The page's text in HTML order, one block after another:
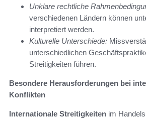
Unklare rechtliche
verschiedenen Ländern können
interpretiert werden.
Kulturelle Unterschiede:
unterschiedlichen
Streitigkeiten führen.
Besondere Herausforderungen bei
Konflikten
Internationale Streitigkeiten im